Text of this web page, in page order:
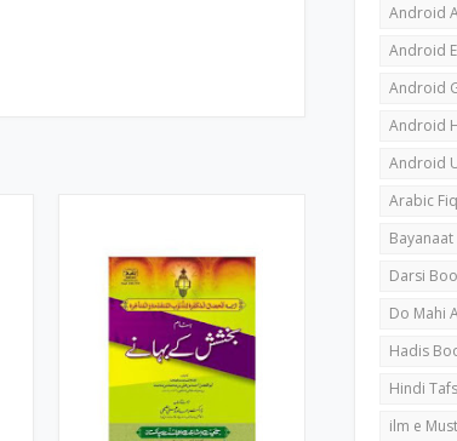
Android
Android
Android
Android
Android
Arabic
Bayanaat
Darsi
Do Mahi
Hadis
Hindi
ilm e